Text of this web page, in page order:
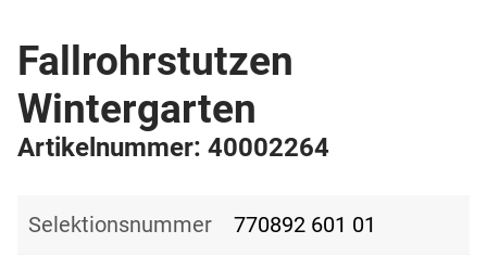
Fallrohrstutzen
Wintergarten
Artikelnummer: 40002264
Selektionsnummer 770892 601 01